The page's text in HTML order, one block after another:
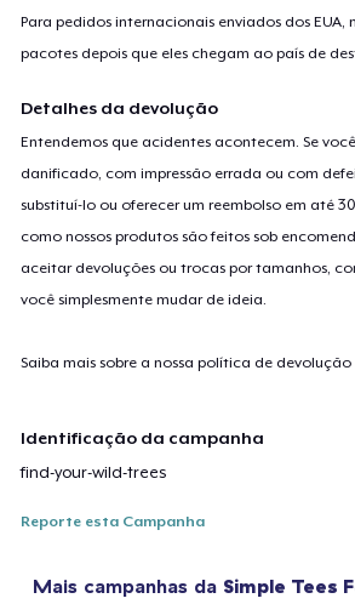
Para pedidos internacionais enviados dos EUA,
pacotes depois que eles chegam ao país de
Detalhes da devolução
Entendemos que acidentes acontecem. Se
danificado, com impressão errada ou com
substituí-lo ou oferecer um reembolso em até
como nossos produtos são feitos sob
aceitar devoluções ou trocas por tamanhos,
você simplesmente mudar de ideia.
Saiba mais sobre a nossa política de devolução
Identificação da campanha
find-your-wild-trees
Reporte esta Campanha
Mais campanhas da Simple Tees